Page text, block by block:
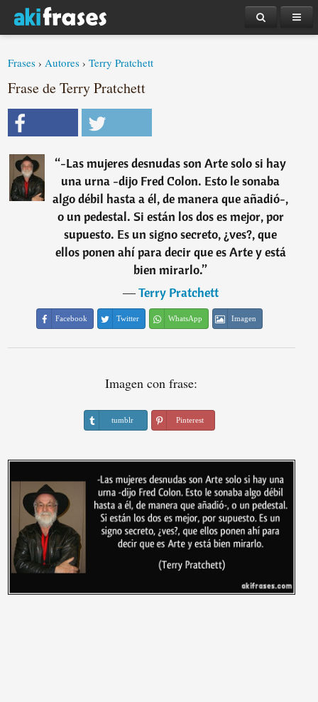
Frases ›Autores ›Terry Pratchett
Frase de Terry Pratchett
“-Las mujeres desnudas son Arte solo si hay
una urna -dijo Fred Colon. Esto le sonaba
algo débil hasta a él, de manera que añadió-,
o un pedestal. Si están los dos es mejor, por
supuesto. Es un signo secreto, ¿ves?, que
ellos ponen ahí para decir que es Arte y está
bien mirarlo.”
―Terry Pratchett
Facebook Twitter WhatsApp Imagen
Imagen con frase:
tumblr Pinterest